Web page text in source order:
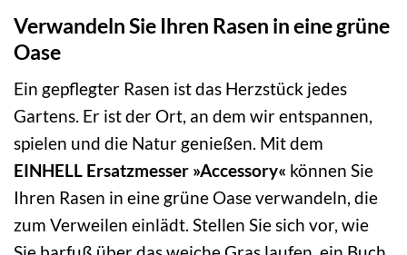
Verwandeln Sie Ihren Rasen in eine grüne
Oase
Ein gepflegter Rasen ist das Herzstück jedes
Gartens. Er ist der Ort, an dem wir entspannen,
spielen und die Natur genießen. Mit dem
EINHELL Ersatzmesser »Accessory« können Sie
Ihren Rasen in eine grüne Oase verwandeln, die
zum Verweilen einlädt. Stellen Sie sich vor, wie